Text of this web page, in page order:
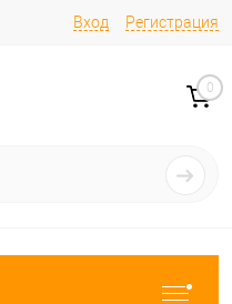
Вход Регистрация
0